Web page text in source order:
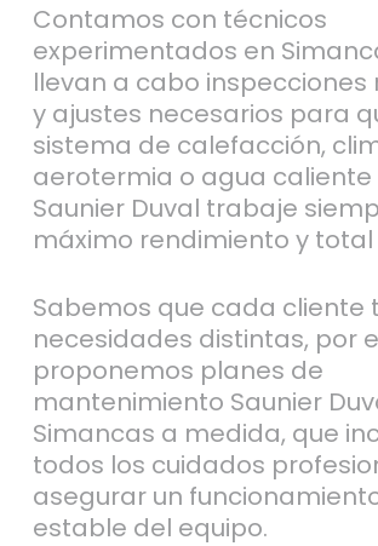
Contamos con técnicos
experimentados en
llevan a cabo inspecciones
y ajustes necesarios para
sistema de calefacción,
aerotermia o agua
Saunier Duval trabaje
máximo rendimiento y
Sabemos que cada cliente
necesidades distintas, por
proponemos planes de
mantenimiento Saunier
Simancas a medida, que
todos los cuidados
asegurar un
estable del equipo.